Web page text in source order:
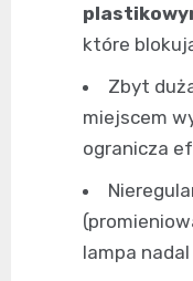
które
Zbyt
miejscem
ogranicza
lampa